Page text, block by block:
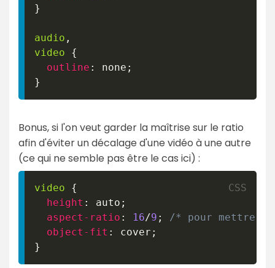
}
audio ,
video
{
outline : none ;
}
Bonus, si l'on veut garder la maîtrise sur le ratio
afin d'éviter un décalage d'une vidéo à une autre
(ce qui ne semble pas être le cas ici) :
video
{
height : auto ;
aspect-ratio : 16/9 ;
/* pour mettre
object-fit : cover ;
}